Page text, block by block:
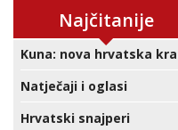
Najčitanije
Kuna: nova hrvatska
Natječaji i oglasi
Hrvatski snajperi